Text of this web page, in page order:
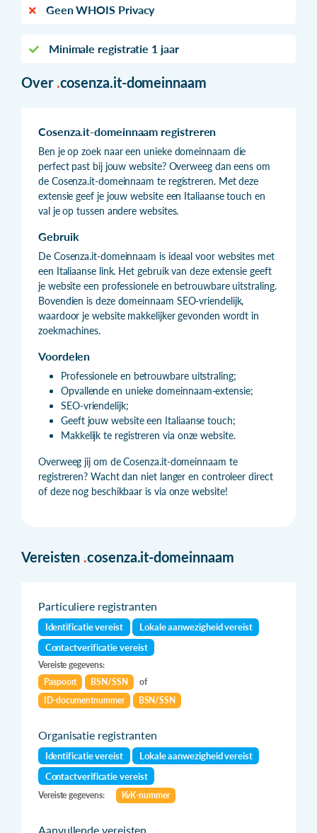
Geen WHOIS Privacy
Minimale registratie 1 jaar
Over .cosenza.it-domeinnaam
Cosenza.it-domeinnaam registreren
Ben je op zoek naar een unieke domeinnaam die
perfect past bij jouw website? Overweeg dan eens om
de Cosenza.it-domeinnaam te registreren. Met deze
extensie geef je jouw website een Italiaanse touch en
val je op tussen andere websites.
Gebruik
De Cosenza.it-domeinnaam is ideaal voor websites met
een Italiaanse link. Het gebruik van deze extensie geeft
je website een professionele en betrouwbare uitstraling.
Bovendien is deze domeinnaam SEO-vriendelijk,
waardoor je website makkelijker gevonden wordt in
zoekmachines.
Voordelen
Professionele en betrouwbare uitstraling;
Opvallende en unieke domeinnaam-extensie;
SEO-vriendelijk;
Geeft jouw website een Italiaanse touch;
Makkelijk te registreren via onze website.
Overweeg jij om de Cosenza.it-domeinnaam te
registreren? Wacht dan niet langer en controleer direct
of deze nog beschikbaar is via onze website!
Vereisten .cosenza.it-domeinnaam
Particuliere registranten
Identificatie vereist
Lokale aanwezigheid vereist
Contactverificatie vereist
Vereiste gegevens:
Paspoort
BSN/SSN
of
ID-documentnummer
BSN/SSN
Organisatie registranten
Identificatie vereist
Lokale aanwezigheid vereist
Contactverificatie vereist
Vereiste gegevens: KvK-nummer
Aanvullende vereisten